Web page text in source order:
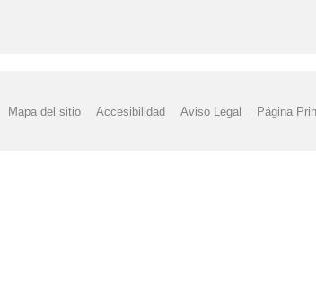
Mapa del sitio Accesibilidad Aviso Legal Página